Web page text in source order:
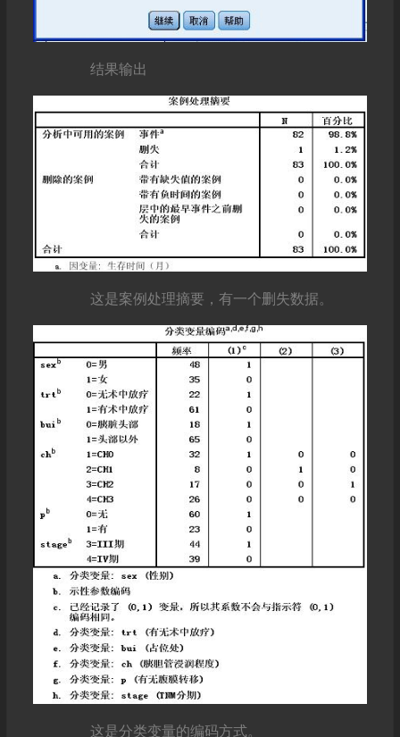
结果输出
这是案例处理摘要，有一个删失数据。
这是分类变量的编码方式。